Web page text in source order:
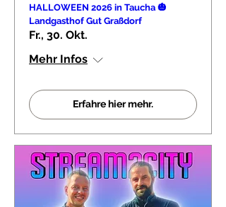
HALLOWEEN 2026 in Taucha 🎃
Landgasthof Gut Graßdorf
Fr., 30. Okt.
Mehr Infos
Erfahre hier mehr.